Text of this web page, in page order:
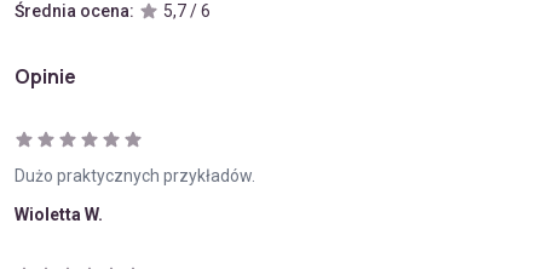
Średnia ocena: 5,7 / 6
Opinie
Dużo praktycznych przykładów.
Wioletta W.